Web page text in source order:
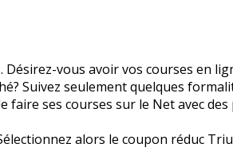
vous avoir vos courses en
Suivez seulement quelques
faire ses courses sur le Net avec
alors le coupon réduc